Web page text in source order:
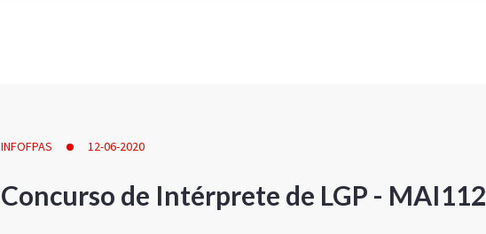
INFOFPAS 12-06-2020
Concurso de Intérprete de LGP - MAI112